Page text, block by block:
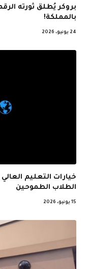
بروكر يُطلق ثورته
بالمملكة!
24 يونيو، 2026
خيارات التعليم
الطلاب الطموحين
15 يونيو، 2026